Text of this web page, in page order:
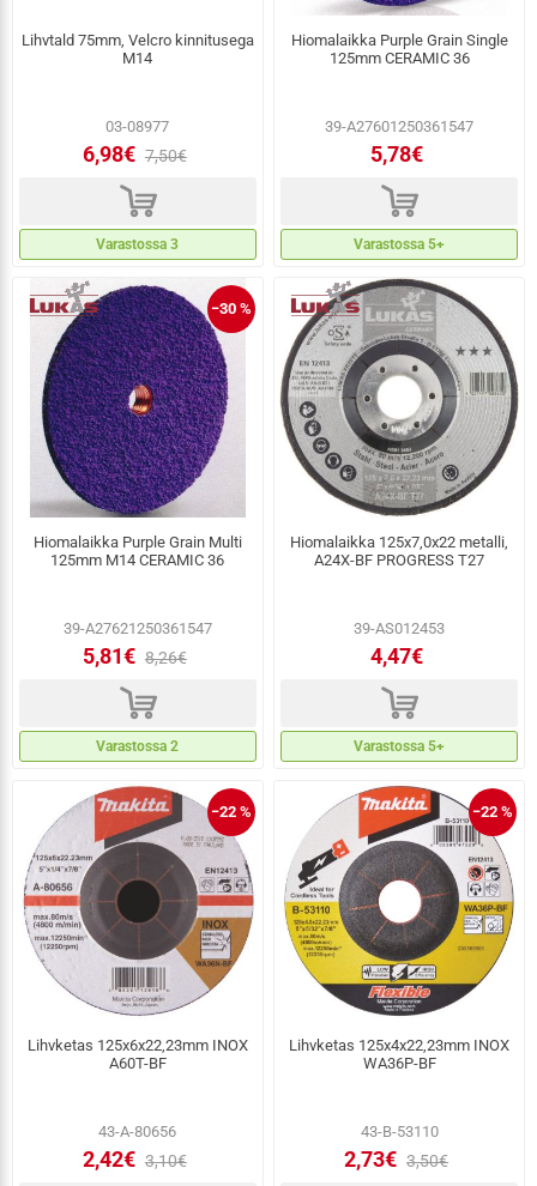
Lihvtald 75mm, Velcro kinnitusega
M14
03-08977
6,98€ 7,50€
d
Varastossa 3
Hiomalaikka Purple Grain Single
125mm CERAMIC 36
39-A27601250361547
5,78€
d
Varastossa 5+
−30 %
Hiomalaikka Purple Grain Multi
125mm M14 CERAMIC 36
39-A27621250361547
5,81€ 8,26€
d
Varastossa 2
Hiomalaikka 125x7,0x22 metalli,
A24X-BF PROGRESS T27
39-AS012453
4,47€
d
Varastossa 5+
−22 %
Lihvketas 125x6x22,23mm INOX
A60T-BF
43-A-80656
2,42€ 3,10€
−22 %
Lihvketas 125x4x22,23mm INOX
WA36P-BF
43-B-53110
2,73€ 3,50€